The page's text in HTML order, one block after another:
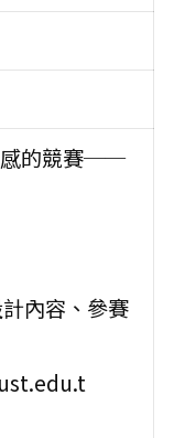
感的競賽──
內容、參賽